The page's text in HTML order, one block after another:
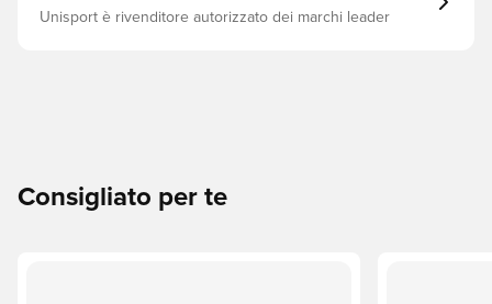
Unisport è rivenditore autorizzato dei marchi leader
Consigliato per te